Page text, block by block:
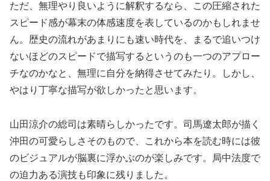
ただ、無理やり良いように解釈するなら、この圧縮された
スピード感が幕末の体感速度を表しているのかもしれませ
ん。歴史の流れがあまりにも速い時代を、まるで追いつけ
ないほどのスピードで描写するというのも一つのアプロー
チなのかなと、無理に自分を納得させてみたり。しかし、
やはり丁寧な描写が欲しかったと思います。
山田涼介の総司は素晴らしかったです。司馬遼太郎が描く
沖田の可愛らしさそのもので、これから本を読む時には彼
のビジュアルが脳裏に浮かぶのが楽しみです。局中法度で
の迫力ある演技も印象に残りました。